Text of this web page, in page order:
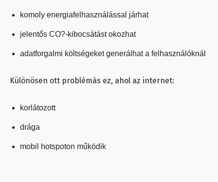
komoly energiafelhasználással járhat
jelentős CO?-kibocsátást okozhat
adatforgalmi költségeket generálhat a felhasználóknál
Különösen ott problémás ez, ahol az internet:
korlátozott
drága
mobil hotspoton működik